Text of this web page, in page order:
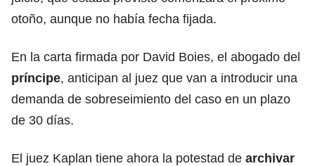
otoño, aunque no había fecha fijada.
En la carta firmada por David Boies, el abogado del
príncipe, anticipan al juez que van a introducir una
demanda de sobreseimiento del caso en un plazo
de 30 días.
El juez Kaplan tiene ahora la potestad de archivar